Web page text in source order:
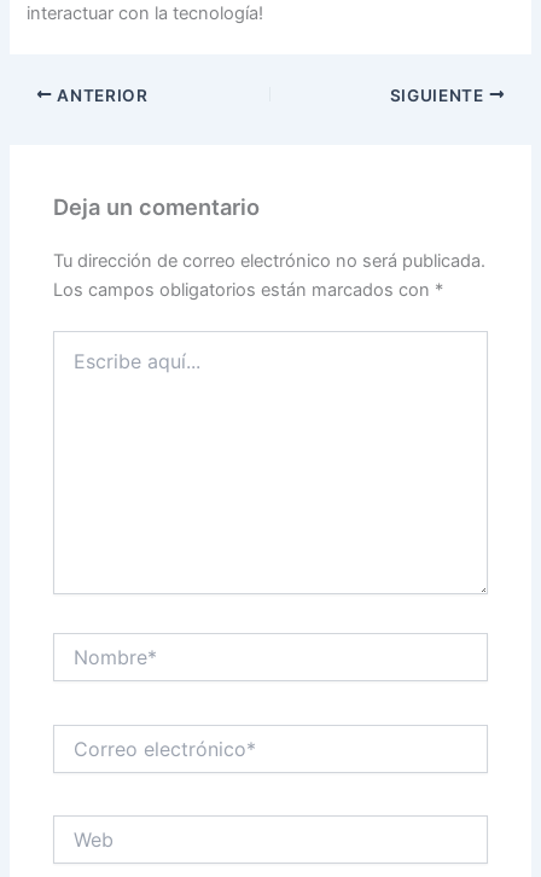
interactuar con la tecnología!
ANTERIOR SIGUIENTE
Deja un comentario
Tu dirección de correo electrónico no será publicada.
Los campos obligatorios están marcados con *
aquí...
electrónico*